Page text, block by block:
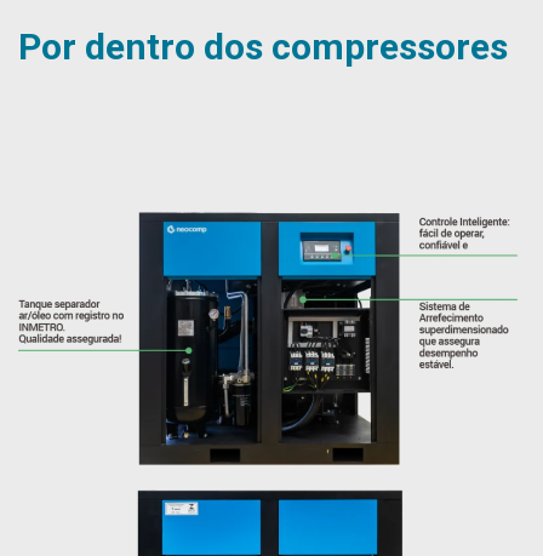
Por dentro dos compressores